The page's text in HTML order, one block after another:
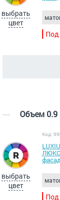
выбрать
цвет
Под
Объем 0.9
выбрать
цвет
Код:
Под